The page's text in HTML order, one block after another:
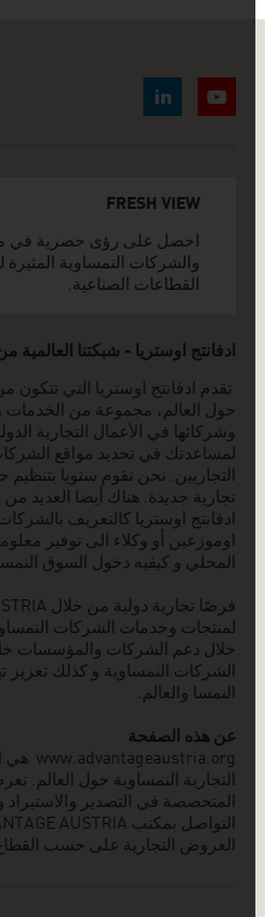
FRESH VIEW
احصل على رؤى حصرية في
والشركات النمساوية المثيرة
القطاعات الصناعية.
ادفانتج اوستريا - شبكتنا العالمية
حول العالم، مجموعة من الخدمات
لمساعدتك في تحديد مواقع الشركات
تجارية جديدة. هناك أيضا العديد
ادفانتج اوستريا كالتعريف
اوموزعين أو وكلاء الى توفير
المحلي و كيفيه دخول السوق
لمنتجات وخدمات الشركات
خلال دعم الشركات والمؤسسات
الشركات النمساوية و كذلك تعزيز
النمسا والعالم.
عن هذه الصفحة
www.advantageaustria.orgهي
التجارية النمساوية حول العالم.
المتخصصة في التصدير
التواصل بمكتب ADVANTAGE AUSTRIA
العروض التجارية على حسب القطاع.